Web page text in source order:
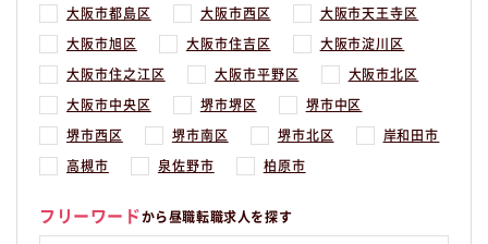
大阪市都島区 大阪市西区 大阪市天王寺区
大阪市旭区 大阪市住吉区 大阪市淀川区
大阪市住之江区 大阪市平野区 大阪市北区
大阪市中央区 堺市堺区 堺市中区
堺市西区 堺市南区 堺市北区 岸和田市
高槻市 泉佐野市 柏原市
フリーワードから昼職転職求人を探す